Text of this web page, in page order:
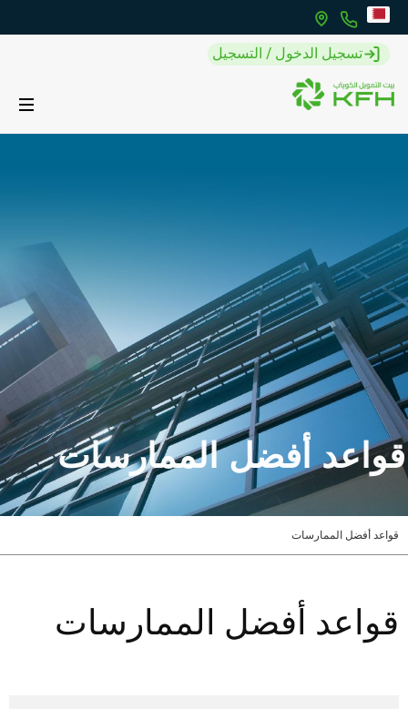
تسجيل الدخول / التسجيل
قواعد أفضل الممارسات
قواعد أفضل الممارسات
قواعد أفضل الممارسات